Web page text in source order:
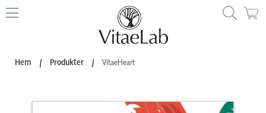
Hem / Produkter / VitaeHeart